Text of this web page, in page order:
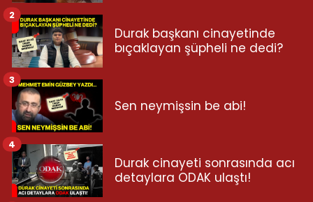
Durak başkanı cinayetinde
bıçaklayan şüpheli ne dedi?
2
Sen neymişsin be abi!
3
Durak cinayeti sonrasında acı
detaylara ODAK ulaştı!
4